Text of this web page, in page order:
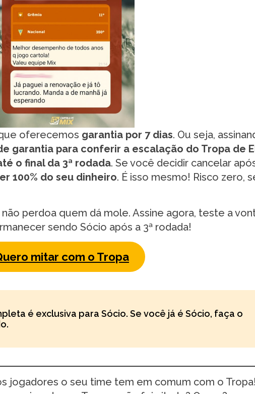
oferecemos garantia por 7 dias. Ou seja,
garantia para conferir a escalação do Tropa de
o final da 3ª rodada. Se você decidir cancelar
100% do seu dinheiro. É isso mesmo! Risco zero,
perdoa quem dá mole. Assine agora, teste a
sendo Sócio após a 3ª rodada!
mitar com o Tropa
é exclusiva para Sócio. Se você já é Sócio, faça o
jogadores o seu time tem em comum com o